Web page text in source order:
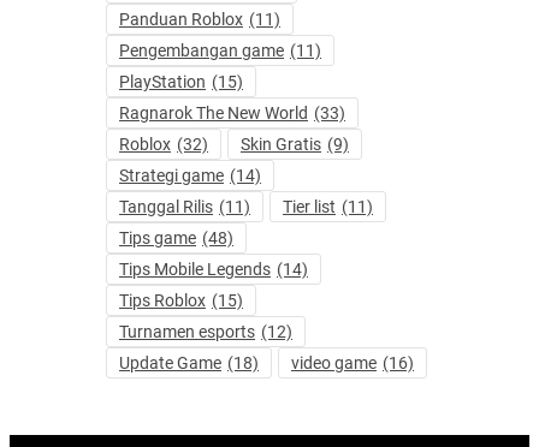
Panduan Roblox (11)
Pengembangan game (11)
PlayStation (15)
Ragnarok The New World (33)
Roblox (32) Skin Gratis (9)
Strategi game (14)
Tanggal Rilis (11) Tier list (11)
Tips game (48)
Tips Mobile Legends (14)
Tips Roblox (15)
Turnamen esports (12)
Update Game (18) video game (16)